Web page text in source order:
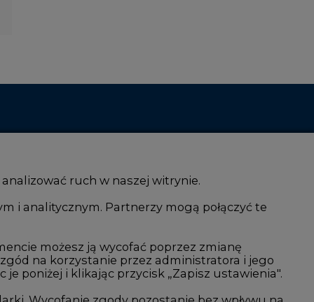
i IT
CO2
Fotowoltaika
Offshore wind
Magazyny energii
ruch w naszej witrynie.
i analitycznym. Partnerzy mogą połączyć te
możesz ją wycofać poprzez zmianę
na korzystanie przez administratora i jego
poniżej i klikając przycisk „Zapisz ustawienia".